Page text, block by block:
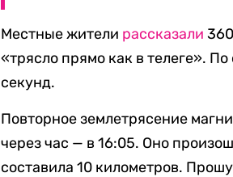
Местные жители рассказали
«трясло прямо как в телеге».
секунд.
Повторное землетрясение
через час — в 16:05. Оно
составила 10 километров.